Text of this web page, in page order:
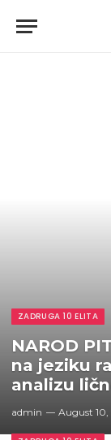
ZADRUGA 10 ELITA
NAROD
na jeziku
analizu
admin August